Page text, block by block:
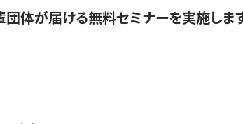
体が届ける無料セミナーを実施しま